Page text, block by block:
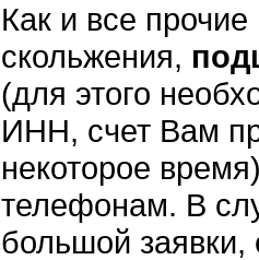
Как и все
скольжения,
(для этого
ИНН, счет Вам
некоторое
телефонам. В
большой заявки,